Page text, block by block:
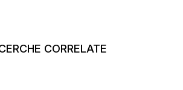
CORRELATE